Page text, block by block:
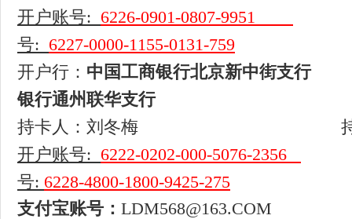
开户账号: 6226-0901-0807-9951
号: 6227-0000-1155-0131-759
开户行： 中国工商银行北京新中
银行通州联华支行
持卡人：刘冬梅
开户账号: 6222-0202-000-5076-2356
号: 6228-4800-1800-9425-275
支付宝账号： LDM568@163.COM